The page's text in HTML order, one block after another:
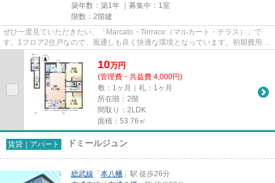
築年数：築1年 ｜募集中： 1室
階数：2階建
ぜひ一度見ていただきたい、「Marcato・Terrace（マルカート・テラス）」で
す。1フロア2住戸なので、風通しも良く快適な環境となっています。初期費用を
カードでお支払いいただけるの...
10万円
(管理費・共益費 4,000円)
敷：1ヶ月｜礼：1ヶ月
所在階：2階
間取り：2LDK
面積：53.76㎡
賃貸｜アパート ドミールジュン
総武線 「 本八幡 」駅 徒歩26分